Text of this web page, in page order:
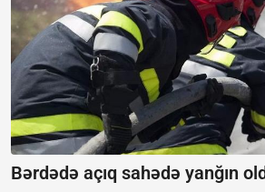
Bərdədə açıq sahədə yanğın